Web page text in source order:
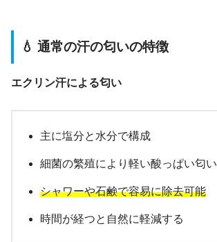
💧 通常の汗の匂いの特徴
エクリン汗による匂い
主に塩分と水分で構成
細菌の繁殖により軽い酸っぱい匂い
シャワーや石鹸で容易に除去可能
時間が経つと自然に軽減する